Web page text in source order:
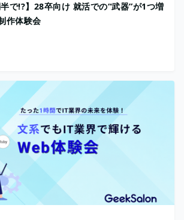
半で!?】28卒向け 就活での“武器”が1つ増
作体験会